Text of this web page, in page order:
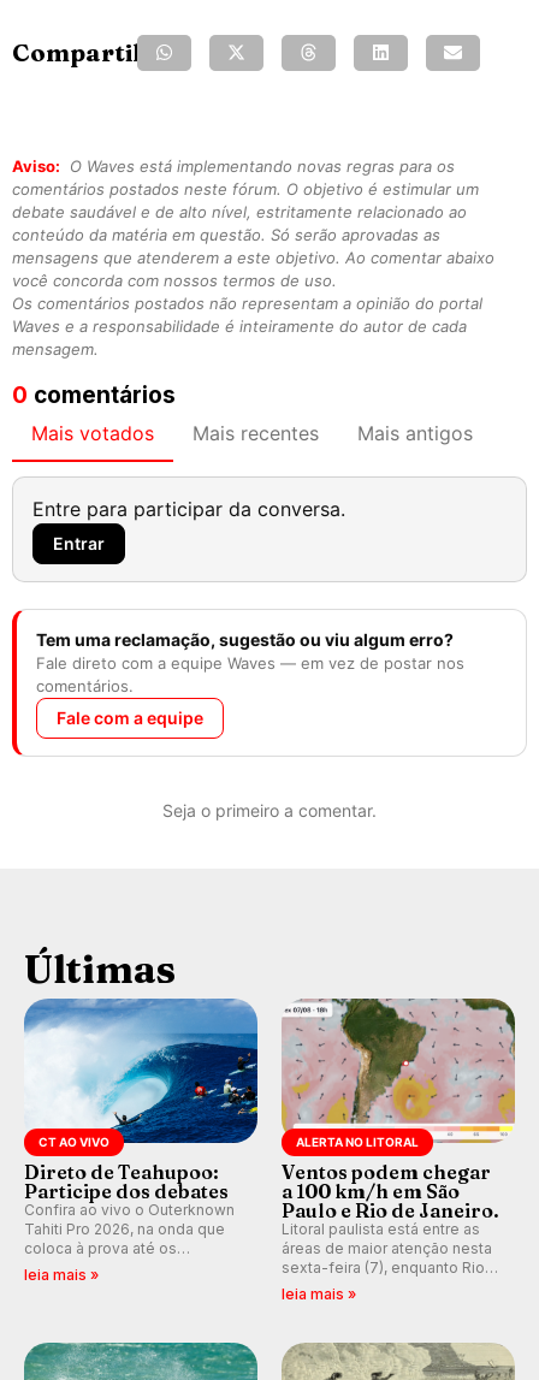
Compartilhe:
Aviso:
O Waves está implementando novas regras para os
comentários postados neste fórum. O objetivo é estimular um
debate saudável e de alto nível, estritamente relacionado ao
conteúdo da matéria em questão. Só serão aprovadas as
mensagens que atenderem a este objetivo. Ao comentar abaixo
você concorda com nossos termos de uso.
Os comentários postados não representam a opinião do portal
Waves e a responsabilidade é inteiramente do autor de cada
mensagem.
0 comentários
Mais votados Mais recentes Mais antigos
Entre para participar da conversa.
Entrar
Tem uma reclamação, sugestão ou viu algum erro?
Fale direto com a equipe Waves — em vez de postar nos
comentários.
Fale com a equipe
Seja o primeiro a comentar.
Últimas
CT AO VIVO
Direto de Teahupoo:
Participe dos debates
Confira ao vivo o Outerknown
Tahiti Pro 2026, na onda que
coloca à prova até os
melhores surfistas do mundo.
leia mais »
ALERTA NO LITORAL
Ventos podem chegar
a 100 km/h em São
Paulo e Rio de Janeiro.
Litoral paulista está entre as
áreas de maior atenção nesta
sexta-feira (7), enquanto Rio
de Janeiro também recebe
km/h em Itanhaém.
leia mais »